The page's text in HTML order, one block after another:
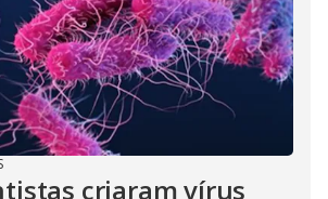
criaram vírus